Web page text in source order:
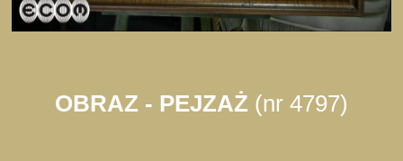
OBRAZ - PEJZAŻ (nr 4797)